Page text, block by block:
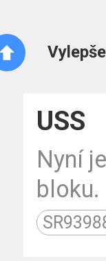
USS
Nyní
bloku.